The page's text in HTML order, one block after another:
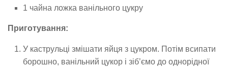
1 чайна ложка ванільного цукру
Приготування:
У каструльці змішати яйця з цукром. Потім всипати
борошно, ванільний цукор і зіб’ємо до однорідної